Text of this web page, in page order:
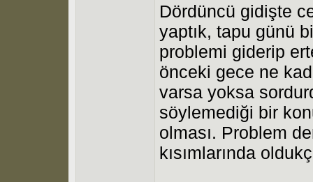
Dördüncü gidişte
yaptık, tapu günü
problemi giderip
önceki gece ne
varsa yoksa
söylemediği bir
olması. Problem
kısımlarında